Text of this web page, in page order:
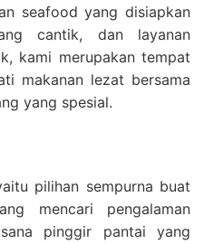
seafood yang disiapkan
cantik, dan layanan
kami merupakan tempat
makanan lezat bersama
yang spesial.
pilihan sempurna buat
mencari pengalaman
pinggir pantai yang